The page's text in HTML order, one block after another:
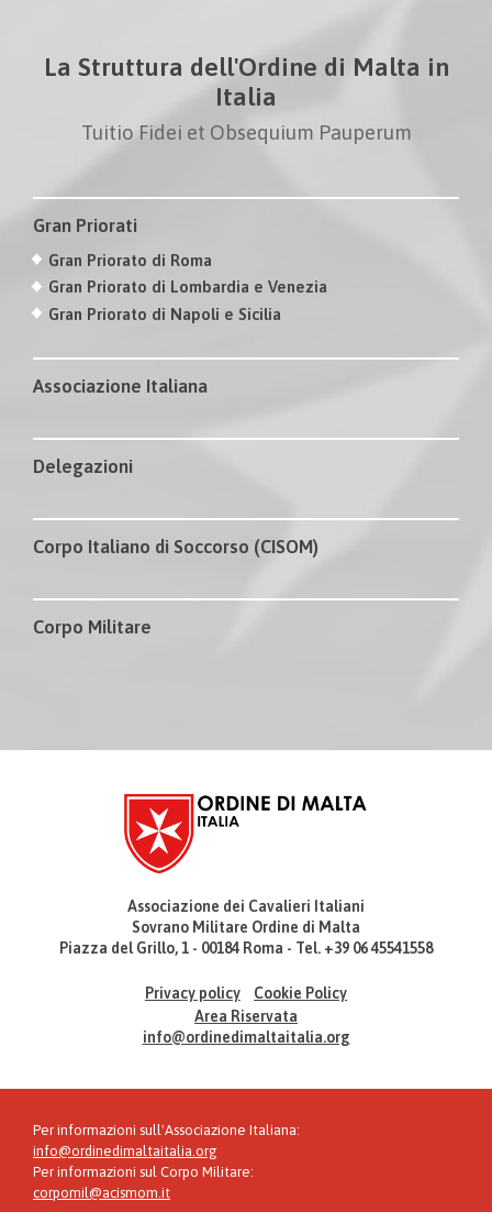
La Struttura dell'Ordine di Malta in
Italia
Tuitio Fidei et Obsequium Pauperum
Gran Priorati
Gran Priorato di Roma
Gran Priorato di Lombardia e Venezia
Gran Priorato di Napoli e Sicilia
Associazione Italiana
Delegazioni
Corpo Italiano di Soccorso (CISOM)
Corpo Militare
Associazione dei Cavalieri Italiani
Sovrano Militare Ordine di Malta
Piazza del Grillo, 1 - 00184 Roma - Tel. +39 06 45541558
Privacy policy
Cookie Policy
Area Riservata
info@ordinedimaltaitalia.org
Per informazioni sull'Associazione Italiana:
info@ordinedimaltaitalia.org
Per informazioni sul Corpo Militare:
corpomil@acismom.it